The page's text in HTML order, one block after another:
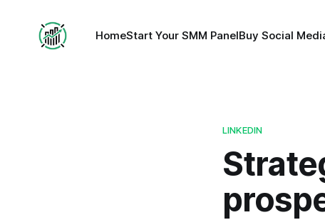
HomeStart Your SMM PanelBuy Social
LINKEDIN